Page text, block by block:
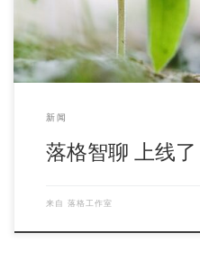
新闻
落格智聊 上线了
来自 落格工作室